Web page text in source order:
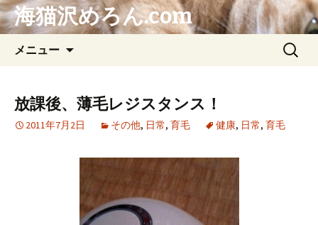
海猫沢めろん.com
メニュー
ン
ツ
へ
キ
プ
検
放課後、薄毛レジスタンス！
2011年7月2日 その他, 日常, 育毛 健康, 日常, 育毛